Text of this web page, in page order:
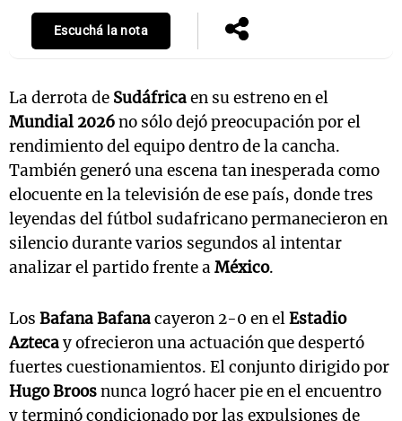
Escuchá la nota
La derrota de Sudáfricaen su estreno en el
Mundial 2026no sólo dejó preocupación por el
rendimiento del equipo dentro de la cancha.
También generó una escena tan inesperada como
elocuente en la televisión de ese país, donde tres
leyendas del fútbol sudafricano permanecieron en
silencio durante varios segundos al intentar
analizar el partido frente aMéxico.
Los Bafana Bafanacayeron 2-0 en elEstadio
Aztecay ofrecieron una actuación que despertó
fuertes cuestionamientos. El conjunto dirigido por
Hugo Broosnunca logró hacer pie en el encuentro
y terminó condicionado por las expulsiones de